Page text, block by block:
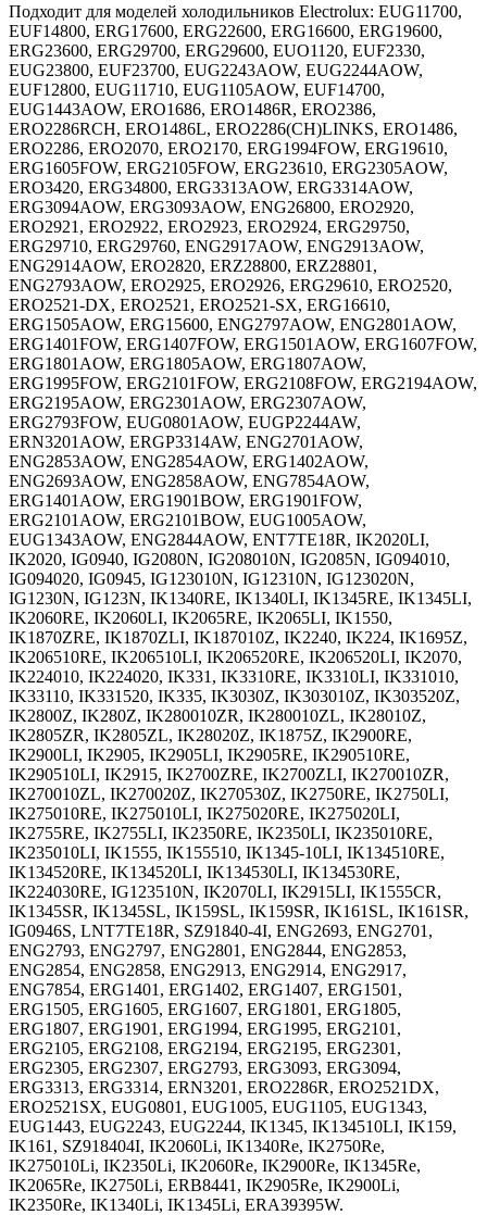
Подходит для моделей холодильников Electrolux: EUG11700,
EUF14800, ERG17600, ERG22600, ERG16600, ERG19600,
ERG23600, ERG29700, ERG29600, EUO1120, EUF2330,
EUG23800, EUF23700, EUG2243AOW, EUG2244AOW,
EUF12800, EUG11710, EUG1105AOW, EUF14700,
EUG1443AOW, ERO1686, ERO1486R, ERO2386,
ERO2286RCH, ERO1486L, ERO2286(CH)LINKS, ERO1486,
ERO2286, ERO2070, ERO2170, ERG1994FOW, ERG19610,
ERG1605FOW, ERG2105FOW, ERG23610, ERG2305AOW,
ERO3420, ERG34800, ERG3313AOW, ERG3314AOW,
ERG3094AOW, ERG3093AOW, ENG26800, ERO2920,
ERO2921, ERO2922, ERO2923, ERO2924, ERG29750,
ERG29710, ERG29760, ENG2917AOW, ENG2913AOW,
ENG2914AOW, ERO2820, ERZ28800, ERZ28801,
ENG2793AOW, ERO2925, ERO2926, ERG29610, ERO2520,
ERO2521-DX, ERO2521, ERO2521-SX, ERG16610,
ERG1505AOW, ERG15600, ENG2797AOW, ENG2801AOW,
ERG1401FOW, ERG1407FOW, ERG1501AOW, ERG1607FOW,
ERG1801AOW, ERG1805AOW, ERG1807AOW,
ERG1995FOW, ERG2101FOW, ERG2108FOW, ERG2194AOW,
ERG2195AOW, ERG2301AOW, ERG2307AOW,
ERG2793FOW, EUG0801AOW, EUGP2244AW,
ERN3201AOW, ERGP3314AW, ENG2701AOW,
ENG2853AOW, ENG2854AOW, ERG1402AOW,
ENG2693AOW, ENG2858AOW, ENG7854AOW,
ERG1401AOW, ERG1901BOW, ERG1901FOW,
ERG2101AOW, ERG2101BOW, EUG1005AOW,
EUG1343AOW, ENG2844AOW, ENT7TE18R, IK2020LI,
IK2020, IG0940, IG2080N, IG208010N, IG2085N, IG094010,
IG094020, IG0945, IG123010N, IG12310N, IG123020N,
IG1230N, IG123N, IK1340RE, IK1340LI, IK1345RE, IK1345LI,
IK2060RE, IK2060LI, IK2065RE, IK2065LI, IK1550,
IK1870ZRE, IK1870ZLI, IK187010Z, IK2240, IK224, IK1695Z,
IK206510RE, IK206510LI, IK206520RE, IK206520LI, IK2070,
IK224010, IK224020, IK331, IK3310RE, IK3310LI, IK331010,
IK33110, IK331520, IK335, IK3030Z, IK303010Z, IK303520Z,
IK2800Z, IK280Z, IK280010ZR, IK280010ZL, IK28010Z,
IK2805ZR, IK2805ZL, IK28020Z, IK1875Z, IK2900RE,
IK2900LI, IK2905, IK2905LI, IK2905RE, IK290510RE,
IK290510LI, IK2915, IK2700ZRE, IK2700ZLI, IK270010ZR,
IK270010ZL, IK270020Z, IK270530Z, IK2750RE, IK2750LI,
IK275010RE, IK275010LI, IK275020RE, IK275020LI,
IK2755RE, IK2755LI, IK2350RE, IK2350LI, IK235010RE,
IK235010LI, IK1555, IK155510, IK1345-10LI, IK134510RE,
IK134520RE, IK134520LI, IK134530LI, IK134530RE,
IK224030RE, IG123510N, IK2070LI, IK2915LI, IK1555CR,
IK1345SR, IK1345SL, IK159SL, IK159SR, IK161SL, IK161SR,
IG0946S, LNT7TE18R, SZ91840-4I, ENG2693, ENG2701,
ENG2793, ENG2797, ENG2801, ENG2844, ENG2853,
ENG2854, ENG2858, ENG2913, ENG2914, ENG2917,
ENG7854, ERG1401, ERG1402, ERG1407, ERG1501,
ERG1505, ERG1605, ERG1607, ERG1801, ERG1805,
ERG1807, ERG1901, ERG1994, ERG1995, ERG2101,
ERG2105, ERG2108, ERG2194, ERG2195, ERG2301,
ERG2305, ERG2307, ERG2793, ERG3093, ERG3094,
ERG3313, ERG3314, ERN3201, ERO2286R, ERO2521DX,
ERO2521SX, EUG0801, EUG1005, EUG1105, EUG1343,
EUG1443, EUG2243, EUG2244, IK1345, IK134510LI, IK159,
IK161, SZ918404I, IK2060Li, IK1340Re, IK2750Re,
IK275010Li, IK2350Li, IK2060Re, IK2900Re, IK1345Re,
IK2065Re, IK2750Li, ERB8441, IK2905Re, IK2900Li,
IK2350Re, IK1340Li, IK1345Li, ERA39395W.